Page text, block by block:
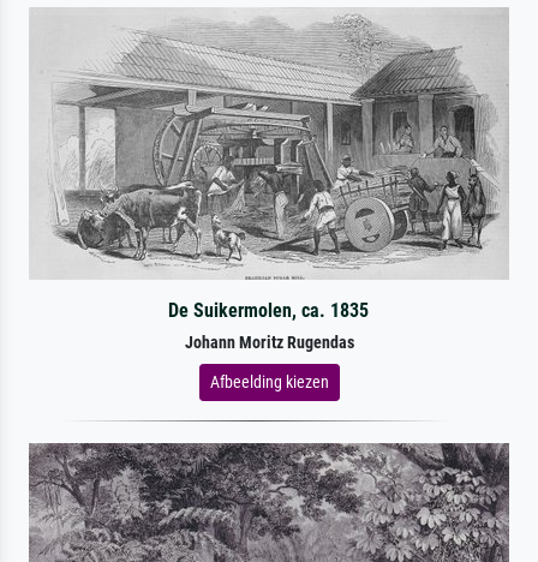
De Suikermolen, ca. 1835
Johann Moritz Rugendas
Afbeelding kiezen